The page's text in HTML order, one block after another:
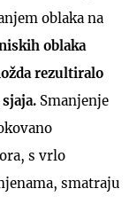
oblaka na
oblaka
rezultiralo
Smanjenje
s vrlo
smatraju